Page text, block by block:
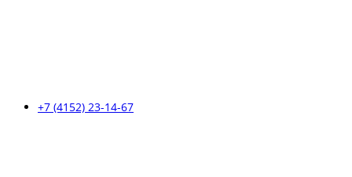
+7 (4152) 23-14-67